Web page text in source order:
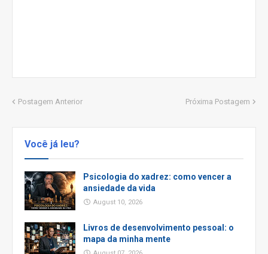
Postagem Anterior Próxima Postagem
Você já leu?
Psicologia do xadrez: como vencer a
ansiedade da vida
August 10, 2026
Livros de desenvolvimento pessoal: o
mapa da minha mente